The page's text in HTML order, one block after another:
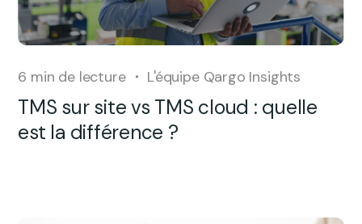
6 min de lecture L'équipe Qargo Insights
TMS sur site vs TMS cloud : quelle
est la différence ?